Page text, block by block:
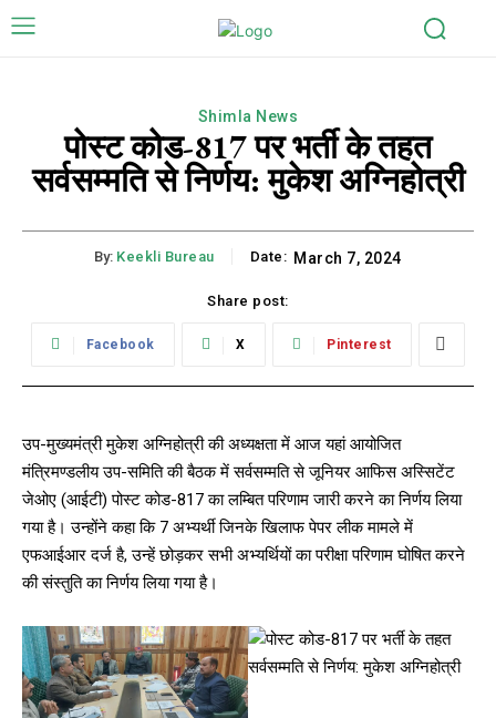
Shimla News
पोस्ट कोड-817 पर भर्ती के तहत
सर्वसम्मति से निर्णय: मुकेश अग्निहोत्री
By: Keekli Bureau Date: March 7, 2024
Share post:
Facebook X Pinterest
उप-मुख्यमंत्री मुकेश अग्निहोत्री की अध्यक्षता में आज यहां आयोजित
मंत्रिमण्डलीय उप-समिति की बैठक में सर्वसम्मति से जूनियर आफिस अस्सिटेंट
जेओए (आईटी) पोस्ट कोड-817 का लम्बित परिणाम जारी करने का निर्णय लिया
गया है। उन्होंने कहा कि 7 अभ्यर्थी जिनके खिलाफ पेपर लीक मामले में
एफआईआर दर्ज है, उन्हें छोड़कर सभी अभ्यर्थियों का परीक्षा परिणाम घोषित करने
की संस्तुति का निर्णय लिया गया है।